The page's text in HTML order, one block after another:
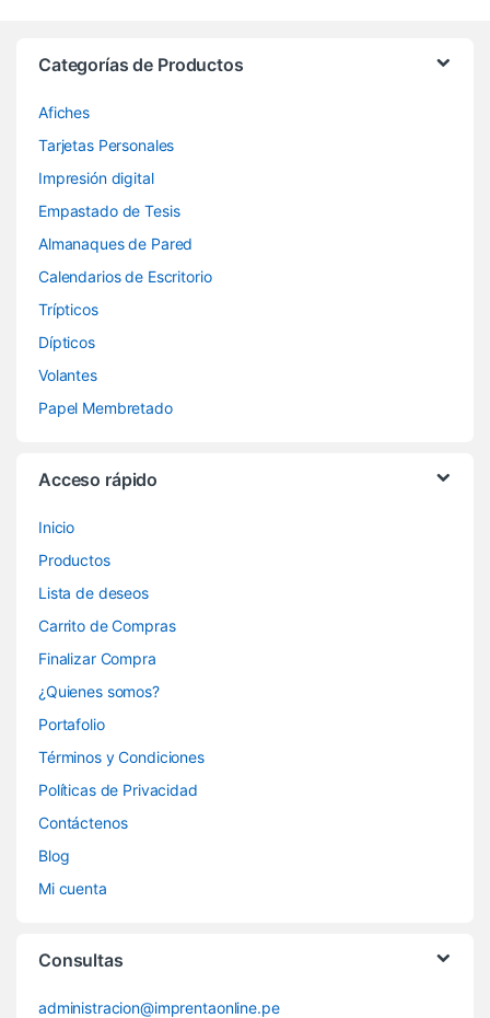
Categorías de Productos
Afiches
Tarjetas Personales
Impresión digital
Empastado de Tesis
Almanaques de Pared
Calendarios de Escritorio
Trípticos
Dípticos
Volantes
Papel Membretado
Acceso rápido
Inicio
Productos
Lista de deseos
Carrito de Compras
Finalizar Compra
¿Quienes somos?
Portafolio
Términos y Condiciones
Políticas de Privacidad
Contáctenos
Blog
Mi cuenta
Consultas
administracion@imprentaonline.pe